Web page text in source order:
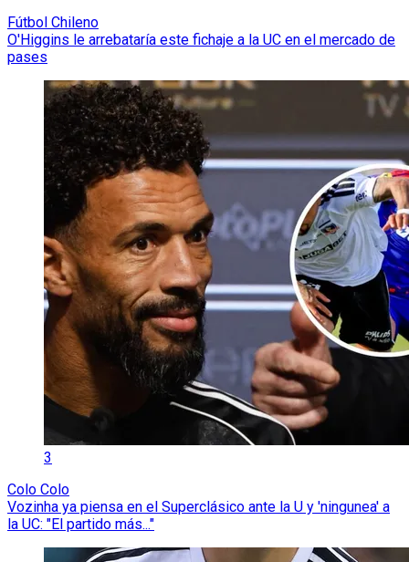
Fútbol Chileno
O'Higgins le arrebataría este fichaje a la UC en el mercado de
pases
3
Colo Colo
Vozinha ya piensa en el Superclásico ante la U y 'ningunea' a
la UC: "El partido más..."